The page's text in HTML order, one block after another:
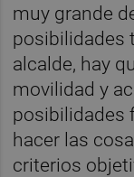
muy grande
posibilidades
alcalde, hay
movilidad y
posibilidades
hacer las
criterios